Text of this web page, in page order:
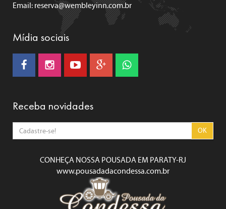
Email: reserva@wembleyinn.com.br
Mídia sociais
Receba novidades
OK
CONHEÇA NOSSA POUSADA EM PARATY-RJ
www.pousadadacondessa.com.br